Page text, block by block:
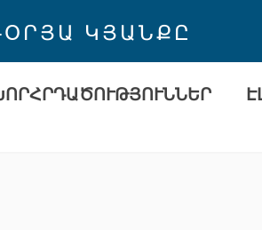
ԿՅԱՆՔԸ